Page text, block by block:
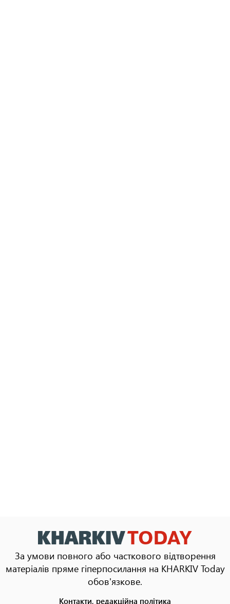
За умови повного або часткового відтворення
матеріалів пряме гіперпосилання на KHARKIV Today
обов'язкове.
Контакти, редакційна політика